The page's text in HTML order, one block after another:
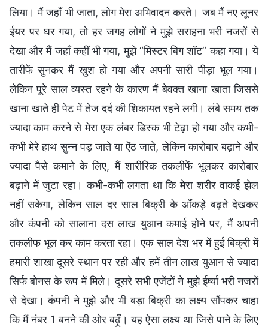
लिया। मैं जहाँ भी जाता, लोग मेरा अभिवादन करते। जब मैं नए लूनर
ईयर पर घर गया, तो हर जगह लोगों ने मुझे सराहना भरी नजरों से
देखा और मैं जहाँ कहीं भी गया, मुझे “मिस्टर बिग शॉट” कहा गया। ये
तारीफें सुनकर मैं खुश हो गया और अपनी सारी पीड़ा भूल गया।
लेकिन पूरे साल व्यस्त रहने के कारण मैं बेवक्त खाना खाता जिससे
खाना खाते ही पेट में तेज दर्द की शिकायत रहने लगी। लंबे समय तक
ज्यादा काम करने से मेरा एक लंबर डिस्क भी टेढ़ा हो गया और कभी-
कभी मेरे हाथ सुन्न पड़ जाते या ऐंठ जाते, लेकिन कारोबार बढ़ाने और
ज्यादा पैसे कमाने के लिए, मैं शारीरिक तकलीफें भूलकर कारोबार
बढ़ाने में जुटा रहा। कभी-कभी लगता था कि मेरा शरीर वाकई झेल
नहीं सकेगा, लेकिन साल दर साल बिक्री के आँकड़े बढ़ते देखकर
और कंपनी को सालाना दस लाख युआन कमाई होने पर, मैं अपनी
तकलीफ भूल कर काम करता रहा। एक साल देश भर में हुई बिक्री में
हमारी शाखा दूसरे स्थान पर रही और हमें तीन लाख युआन से ज्यादा
सिर्फ बोनस के रूप में मिले। दूसरे सभी एजेंटों ने मुझे ईर्ष्या भरी नजरों
से देखा। कंपनी ने मुझे और भी बड़ा बिक्री का लक्ष्य सौंपकर चाहा
कि मैं नंबर 1 बनने की ओर बढ़ूँ। यह ऐसा लक्ष्य था जिसे पाने के लिए